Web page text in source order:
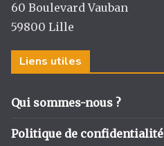
60 Boulevard Vauban
59800 Lille
Liens utiles
Qui sommes-nous ?
Politique de confidentialité